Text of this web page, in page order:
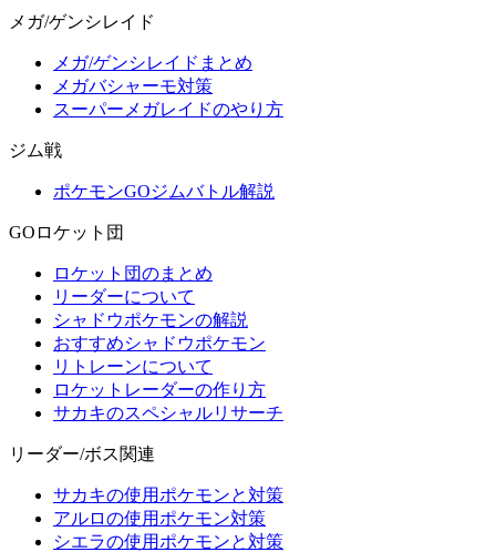
メガ/ゲンシレイド
メガ/ゲンシレイドまとめ
メガバシャーモ対策
スーパーメガレイドのやり方
ジム戦
ポケモンGOジムバトル解説
GOロケット団
ロケット団のまとめ
リーダーについて
シャドウポケモンの解説
おすすめシャドウポケモン
リトレーンについて
ロケットレーダーの作り方
サカキのスペシャルリサーチ
リーダー/ボス関連
サカキの使用ポケモンと対策
アルロの使用ポケモン対策
シエラの使用ポケモンと対策